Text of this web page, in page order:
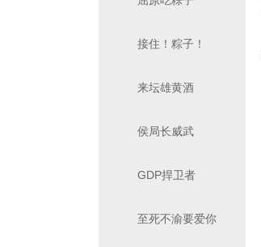
接住！粽子！
来坛雄黄酒
侯局长威武
GDP捍卫者
至死不渝要爱你